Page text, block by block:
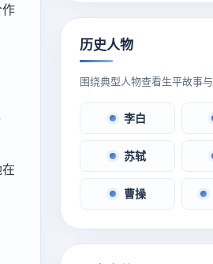
作
历史人物
围绕典型人物查看生平故事与
李白
苏轼
曹操